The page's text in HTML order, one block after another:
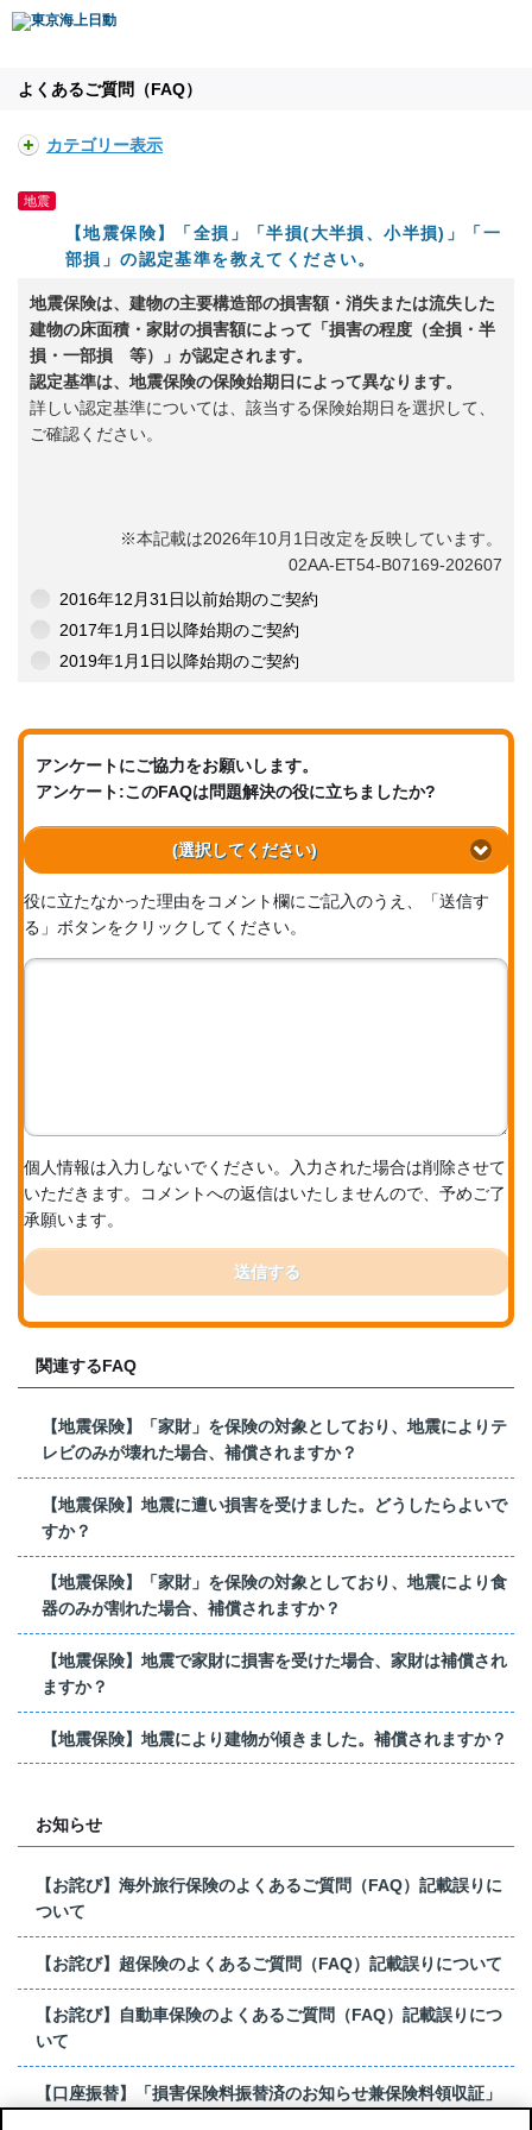
よくあるご質問（FAQ）
カテゴリー表示
地震
【地震保険】「全損」「半損(大半損、小半損)」「一
部損」の認定基準を教えてください。
地震保険は、建物の主要構造部の損害額・消失または流失した
建物の床面積・家財の損害額によって「損害の程度（全損・半
損・一部損 等）」が認定されます。
認定基準は、地震保険の保険始期日によって異なります。
詳しい認定基準については、該当する保険始期日を選択して、
ご確認ください。
※本記載は2026年10月1日改定を反映しています。
02AA-ET54-B07169-202607
2016年12月31日以前始期のご契約
2017年1月1日以降始期のご契約
2019年1月1日以降始期のご契約
アンケートにご協力をお願いします。
アンケート:このFAQは問題解決の役に立ちましたか?
(選択してください)
役に立たなかった理由をコメント欄にご記入のうえ、「送信す
る」ボタンをクリックしてください。
個人情報は入力しないでください。入力された場合は削除させて
いただきます。コメントへの返信はいたしませんので、予めご了
承願います。
送信する
関連するFAQ
【地震保険】「家財」を保険の対象としており、地震によりテ
レビのみが壊れた場合、補償されますか？
【地震保険】地震に遭い損害を受けました。どうしたらよいで
すか？
【地震保険】「家財」を保険の対象としており、地震により食
器のみが割れた場合、補償されますか？
【地震保険】地震で家財に損害を受けた場合、家財は補償され
ますか？
【地震保険】地震により建物が傾きました。補償されますか？
お知らせ
【お詫び】海外旅行保険のよくあるご質問（FAQ）記載誤りに
ついて
【お詫び】超保険のよくあるご質問（FAQ）記載誤りについて
【お詫び】自動車保険のよくあるご質問（FAQ）記載誤りにつ
いて
【口座振替】「損害保険料振替済のお知らせ兼保険料領収証」